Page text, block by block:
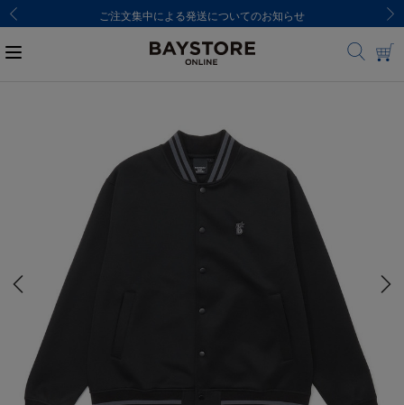
ご注文集中による発送についてのお知らせ